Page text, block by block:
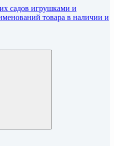
садов игрушками и
товара в наличии и